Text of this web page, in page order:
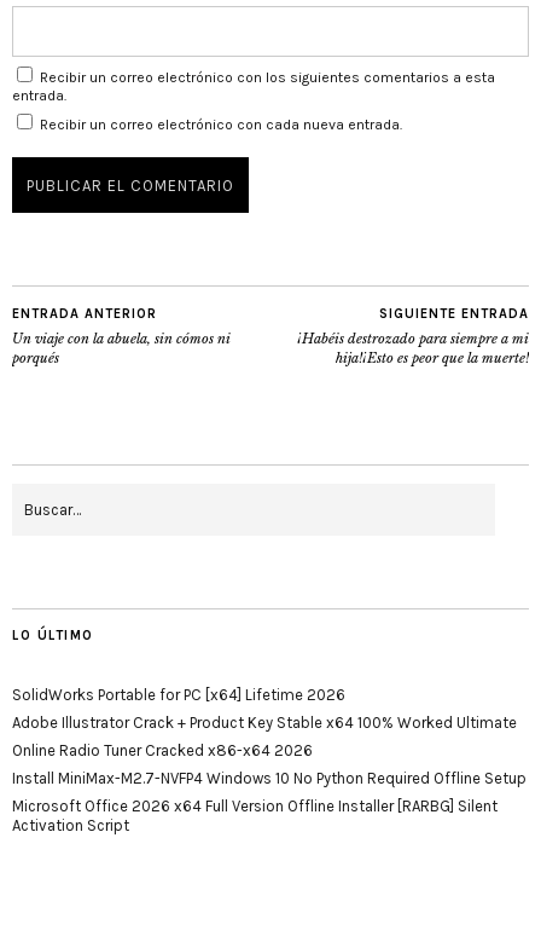
Recibir un correo electrónico con los siguientes comentarios a esta
entrada.
Recibir un correo electrónico con cada nueva entrada.
ENTRADA ANTERIOR
Un viaje con la abuela, sin cómos ni
porqués
SIGUIENTE ENTRADA
¡Habéis destrozado para siempre a mi
hija!¡Esto es peor que la muerte!
LO ÚLTIMO
SolidWorks Portable for PC [x64] Lifetime 2026
Adobe Illustrator Crack + Product Key Stable x64 100% Worked Ultimate
Online Radio Tuner Cracked x86-x64 2026
Install MiniMax-M2.7-NVFP4 Windows 10 No Python Required Offline Setup
Microsoft Office 2026 x64 Full Version Offline Installer [RARBG] Silent
Activation Script